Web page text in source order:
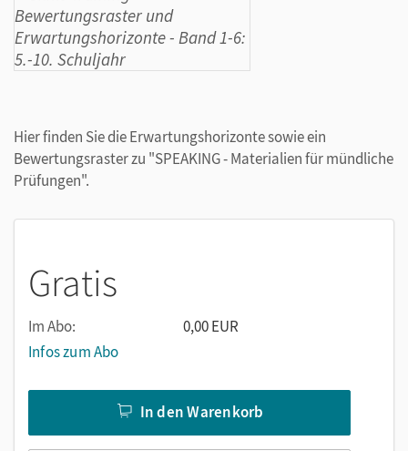
Hier finden Sie die Erwartungshorizonte sowie ein
Bewertungsraster zu "SPEAKING - Materialien für mündliche
Prüfungen".
Gratis
Im Abo:
0,00 EUR
Infos zum Abo
In den Warenkorb